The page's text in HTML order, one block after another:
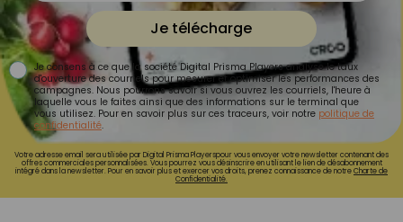
Je télécharge
Je consens à ce que la société Digital Prisma Players analyse le taux
d'ouverture des courriels pour mesurer et optimiser les performances des
campagnes. Nous pourrons savoir si vous ouvrez les courriels, l'heure à
laquelle vous le faites ainsi que des informations sur le terminal que
vous utilisez. Pour en savoir plus sur ces traceurs, voir notre politique de
confidentialité.
Votre adresse email sera utilisée par Digital Prisma Playerspour vous envoyer votre newsletter contenant des
offres commerciales personnalisées. Vous pourrez vous désinscrire en utilisant le lien de désabonnement
intégré dans la newsletter. Pour en savoir plus et exercer vos droits, prenez connaissance de notreCharte de
Confidentialité.